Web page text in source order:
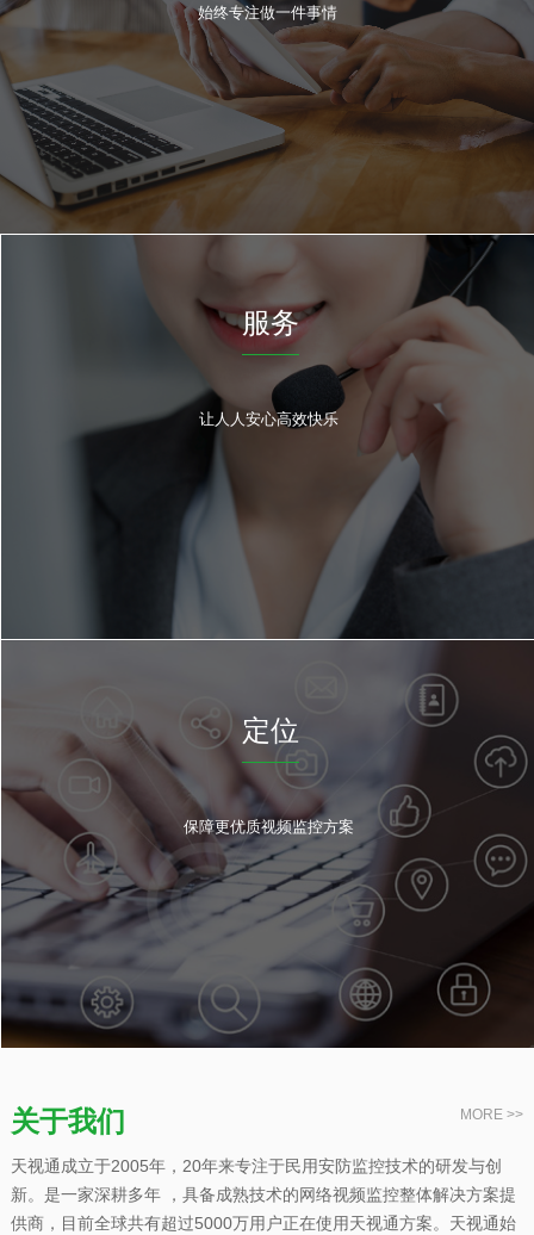
始终专注做一件事情
服务
让人人安心高效快乐
定位
保障更优质视频监控方案
关于我们 MORE >>
天视通成立于2005年，20年来专注于民用安防监控技术的研发与创
新。是一家深耕多年 ，具备成熟技术的网络视频监控整体解决方案提
供商，目前全球共有超过5000万用户正在使用天视通方案。天视通始